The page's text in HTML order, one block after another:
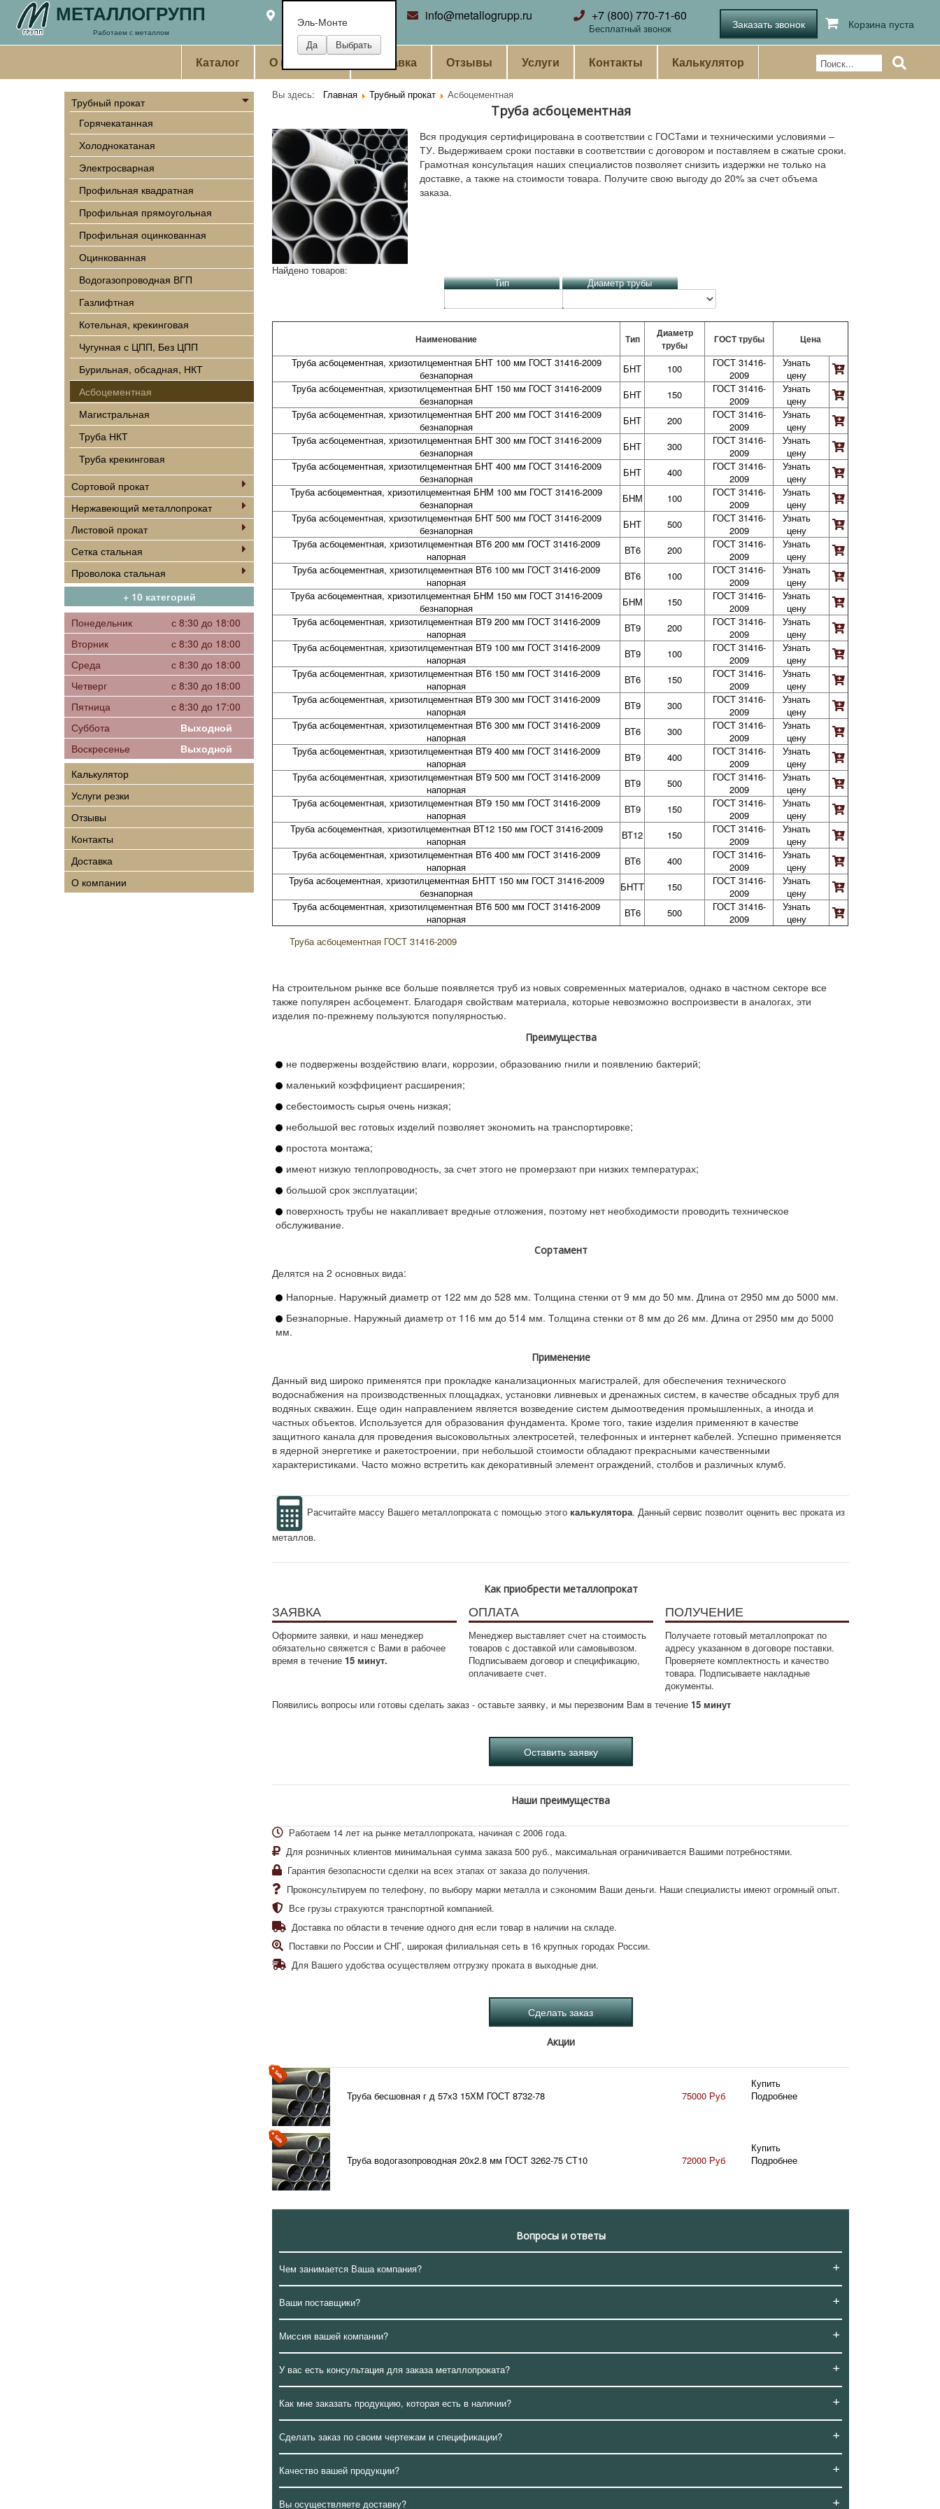
МЕТАЛЛОГРУПП
Работаем с металлом
Екатеринбург info@metallogrupp.ru +7 (800) 770-71-60
Бесплатный звонок Корзина пуста
Каталог О компании Доставка Отзывы Услуги Контакты Калькулятор
Трубный прокат
Горячекатанная
Холоднокатаная
Электросварная
Профильная квадратная
Профильная прямоугольная
Профильная оцинкованная
Оцинкованная
Водогазопроводная ВГП
Газлифтная
Котельная, крекинговая
Чугунная с ЦПП, Без ЦПП
Бурильная, обсадная, НКТ
Асбоцементная
Магистральная
Труба НКТ
Труба крекинговая
Сортовой прокат
Нержавеющий металлопрокат
Листовой прокат
Сетка стальная
Проволока стальная
+ 10 категорий
Понедельник
с 8:30 до 18:00
Вторник
с 8:30 до 18:00
Среда
с 8:30 до 18:00
Четверг
с 8:30 до 18:00
Пятница
с 8:30 до 17:00
Суббота
Выходной
Воскресенье
Выходной
Калькулятор
Услуги резки
Отзывы
Контакты
Доставка
О компании
Вы здесь: Главная Трубный прокат Асбоцементная
Труба асбоцементная
Вся продукция сертифицирована в соответствии с ГОСТами и техническими условиями –
ТУ. Выдерживаем сроки поставки в соответствии с договором и поставляем в сжатые сроки.
Грамотная консультация наших специалистов позволяет снизить издержки не только на
доставке, а также на стоимости товара. Получите свою выгоду до 20% за счет объема
заказа.
Найдено товаров:
Тип
Диаметр трубы
Наименование Тип
Диаметр
трубы
ГОСТ трубы Цена
Труба асбоцементная, хризотилцементная БНТ 100 мм ГОСТ 31416-2009
безнапорная
БНТ 100
ГОСТ 31416-
2009
Узнать
цену
Труба асбоцементная, хризотилцементная БНТ 150 мм ГОСТ 31416-2009
безнапорная
БНТ 150
ГОСТ 31416-
2009
Узнать
цену
Труба асбоцементная, хризотилцементная БНТ 200 мм ГОСТ 31416-2009
безнапорная
БНТ 200
ГОСТ 31416-
2009
Узнать
цену
Труба асбоцементная, хризотилцементная БНТ 300 мм ГОСТ 31416-2009
безнапорная
БНТ 300
ГОСТ 31416-
2009
Узнать
цену
Труба асбоцементная, хризотилцементная БНТ 400 мм ГОСТ 31416-2009
безнапорная
БНТ 400
ГОСТ 31416-
2009
Узнать
цену
Труба асбоцементная, хризотилцементная БНМ 100 мм ГОСТ 31416-2009
безнапорная
БНМ 100
ГОСТ 31416-
2009
Узнать
цену
Труба асбоцементная, хризотилцементная БНТ 500 мм ГОСТ 31416-2009
безнапорная
БНТ 500
ГОСТ 31416-
2009
Узнать
цену
Труба асбоцементная, хризотилцементная ВТ6 200 мм ГОСТ 31416-2009
напорная
ВТ6 200
ГОСТ 31416-
2009
Узнать
цену
Труба асбоцементная, хризотилцементная ВТ6 100 мм ГОСТ 31416-2009
напорная
ВТ6 100
ГОСТ 31416-
2009
Узнать
цену
Труба асбоцементная, хризотилцементная БНМ 150 мм ГОСТ 31416-2009
безнапорная
БНМ 150
ГОСТ 31416-
2009
Узнать
цену
Труба асбоцементная, хризотилцементная ВТ9 200 мм ГОСТ 31416-2009
напорная
ВТ9 200
ГОСТ 31416-
2009
Узнать
цену
Труба асбоцементная, хризотилцементная ВТ9 100 мм ГОСТ 31416-2009
напорная
ВТ9 100
ГОСТ 31416-
2009
Узнать
цену
Труба асбоцементная, хризотилцементная ВТ6 150 мм ГОСТ 31416-2009
напорная
ВТ6 150
ГОСТ 31416-
2009
Узнать
цену
Труба асбоцементная, хризотилцементная ВТ9 300 мм ГОСТ 31416-2009
напорная
ВТ9 300
ГОСТ 31416-
2009
Узнать
цену
Труба асбоцементная, хризотилцементная ВТ6 300 мм ГОСТ 31416-2009
напорная
ВТ6 300
ГОСТ 31416-
2009
Узнать
цену
Труба асбоцементная, хризотилцементная ВТ9 400 мм ГОСТ 31416-2009
напорная
ВТ9 400
ГОСТ 31416-
2009
Узнать
цену
Труба асбоцементная, хризотилцементная ВТ9 500 мм ГОСТ 31416-2009
напорная
ВТ9 500
ГОСТ 31416-
2009
Узнать
цену
Труба асбоцементная, хризотилцементная ВТ9 150 мм ГОСТ 31416-2009
напорная
ВТ9 150
ГОСТ 31416-
2009
Узнать
цену
Труба асбоцементная, хризотилцементная ВТ12 150 мм ГОСТ 31416-2009
напорная
ВТ12 150
ГОСТ 31416-
2009
Узнать
цену
Труба асбоцементная, хризотилцементная ВТ6 400 мм ГОСТ 31416-2009
напорная
ВТ6 400
ГОСТ 31416-
2009
Узнать
цену
Труба асбоцементная, хризотилцементная БНТТ 150 мм ГОСТ 31416-2009
безнапорная
БНТТ 150
ГОСТ 31416-
2009
Узнать
цену
Труба асбоцементная, хризотилцементная ВТ6 500 мм ГОСТ 31416-2009
напорная
ВТ6 500
ГОСТ 31416-
2009
Узнать
цену
Труба асбоцементная ГОСТ 31416-2009
На строительном рынке все больше появляется труб из новых современных материалов, однако в частном секторе все
также популярен асбоцемент. Благодаря свойствам материала, которые невозможно воспроизвести в аналогах, эти
изделия по-прежнему пользуются популярностью.
Преимущества
не подвержены воздействию влаги, коррозии, образованию гнили и появлению бактерий;
маленький коэффициент расширения;
себестоимость сырья очень низкая;
небольшой вес готовых изделий позволяет экономить на транспортировке;
простота монтажа;
имеют низкую теплопроводность, за счет этого не промерзают при низких температурах;
большой срок эксплуатации;
поверхность трубы не накапливает вредные отложения, поэтому нет необходимости проводить техническое
обслуживание.
Сортамент
Делятся на 2 основных вида:
Напорные. Наружный диаметр от 122 мм до 528 мм. Толщина стенки от 9 мм до 50 мм. Длина от 2950 мм до 5000 мм.
Безнапорные. Наружный диаметр от 116 мм до 514 мм. Толщина стенки от 8 мм до 26 мм. Длина от 2950 мм до 5000
мм.
Применение
Данный вид широко применятся при прокладке канализационных магистралей, для обеспечения технического
водоснабжения на производственных площадках, установки ливневых и дренажных систем, в качестве обсадных труб для
водяных скважин. Еще один направлением является возведение систем дымоотведения промышленных, а иногда и
частных объектов. Используется для образования фундамента. Кроме того, такие изделия применяют в качестве
защитного канала для проведения высоковольтных электросетей, телефонных и интернет кабелей. Успешно применяется
в ядерной энергетике и ракетостроении, при небольшой стоимости обладают прекрасными качественными
характеристиками. Часто можно встретить как декоративный элемент ограждений, столбов и различных клумб.
Расчитайте массу Вашего металлопроката с помощью этого калькулятора. Данный сервис позволит оценить вес проката из
металлов.
Как приобрести металлопрокат
ЗАЯВКА
Оформите заявки, и наш менеджер
обязательно свяжется с Вами в рабочее
время в течение15 минут.
ОПЛАТА
Менеджер выставляет счет на стоимость
товаров с доставкой или самовывозом.
Подписываем договор и спецификацию,
оплачиваете счет.
ПОЛУЧЕНИЕ
Получаете готовый металлопрокат по
адресу указанном в договоре поставки.
Проверяете комплектность и качество
товара. Подписываете накладные
документы.
Появились вопросы или готовы сделать заказ - оставьте заявку, и мы перезвоним Вам в течение15 минут
Наши преимущества
Работаем 14 лет на рынке металлопроката, начиная с 2006 года.
Для розничных клиентов минимальная сумма заказа 500 руб., максимальная ограничивается Вашими потребностями.
Гарантия безопасности сделки на всех этапах от заказа до получения.
Проконсультируем по телефону, по выбору марки металла и сэкономим Ваши деньги. Наши специалисты имеют огромный опыт.
Все грузы страхуются транспортной компанией.
Доставка по области в течение одного дня если товар в наличии на складе.
Поставки по России и СНГ, широкая филиальная сеть в 16 крупных городах России.
Для Вашего удобства осуществляем отгрузку проката в выходные дни.
Акции
Труба бесшовная г д 57х3 15ХМ ГОСТ 8732-78 75000 Руб
Купить
Подробнее
Труба водогазопроводная 20х2.8 мм ГОСТ 3262-75 СТ10 72000 Руб
Купить
Подробнее
Вопросы и ответы
+
Чем занимается Ваша компания?
+
Ваши поставщики?
+
Миссия вашей компании?
+
У вас есть консультация для заказа металлопроката?
+
Как мне заказать продукцию, которая есть в наличии?
+
Сделать заказ по своим чертежам и спецификации?
+
Качество вашей продукции?
+
Вы осуществляете доставку?
Эль-Монте